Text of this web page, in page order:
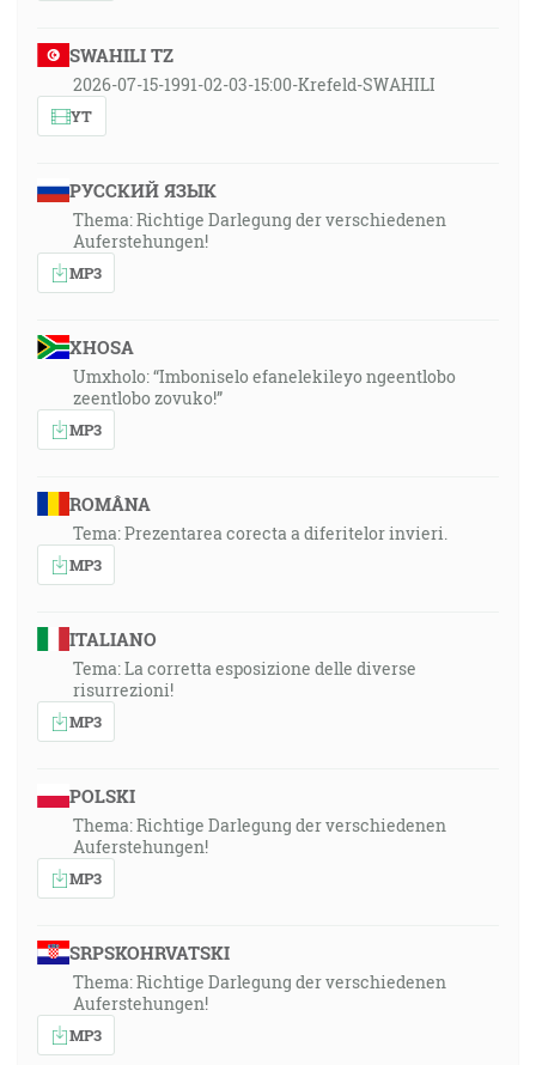
SWAHILI TZ
2026-07-15-1991-02-03-15:00-Krefeld-SWAHILI
YT
РУССКИЙ ЯЗЫК
Thema: Richtige Darlegung der verschiedenen
Auferstehungen!
MP3
XHOSA
Umxholo: “Imboniselo efanelekileyo ngeentlobo
zeentlobo zovuko!”
MP3
ROMÂNA
Tema: Prezentarea corecta a diferitelor invieri.
MP3
ITALIANO
Tema: La corretta esposizione delle diverse
risurrezioni!
MP3
POLSKI
Thema: Richtige Darlegung der verschiedenen
Auferstehungen!
MP3
SRPSKOHRVATSKI
Thema: Richtige Darlegung der verschiedenen
Auferstehungen!
MP3